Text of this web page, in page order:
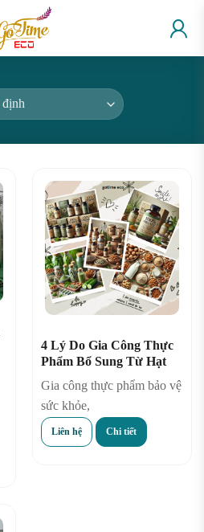
4 Lý Do Gia Công Thực
Phẩm Bổ Sung Từ Hạt
Gia công thực phẩm bảo vệ
sức khỏe,
Liên hệ Chi tiết